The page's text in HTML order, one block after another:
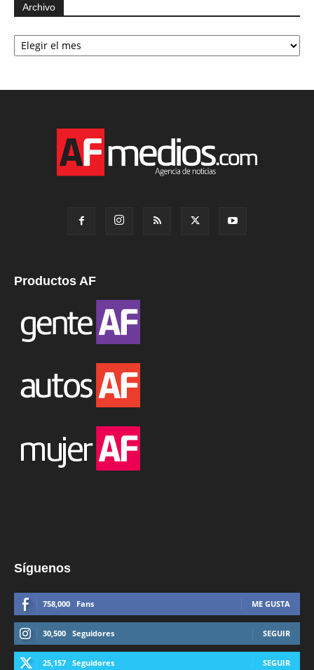
Archivo
Archivo
Productos AF
Síguenos
758,000 Fans ME GUSTA
30,500 Seguidores SEGUIR
25,157 Seguidores SEGUIR